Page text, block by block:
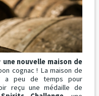
une nouvelle maison de
cognac ! La maison de
a peu de temps pour
reçu une médaille de